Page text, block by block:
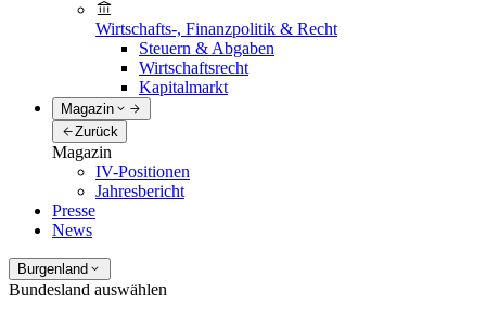
Wirtschafts-, Finanzpolitik & Recht
Steuern & Abgaben
Wirtschaftsrecht
Kapitalmarkt
Magazin
Zurück
Magazin
IV-Positionen
Jahresbericht
Presse
News
Burgenland
Bundesland auswählen